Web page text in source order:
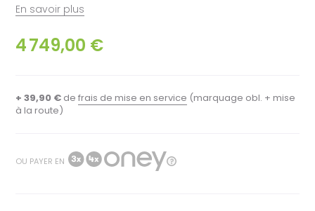
En savoir plus
4 749,00 €
+ 39,90 €de frais de mise en service (marquage obl. + mise
à la route)
OU PAYER EN